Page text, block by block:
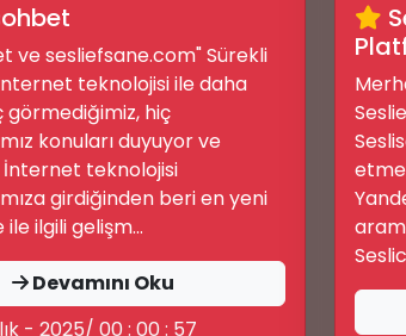
📝
ve sesliefsane.com" Sürekli
teknolojisi ile daha
görmediğimiz, hiç
konuları duyuyor ve
İnternet teknolojisi
girdiğinden beri en yeni
ilgili gelişm...
Devamını Oku
- 2025/ 00 : 00 : 57